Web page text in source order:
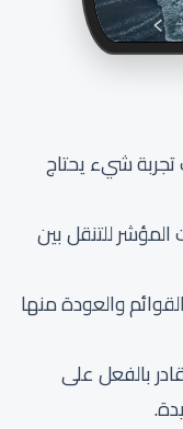
شيء يحتاج
للتنقل بين
والعودة منها
بالفعل على